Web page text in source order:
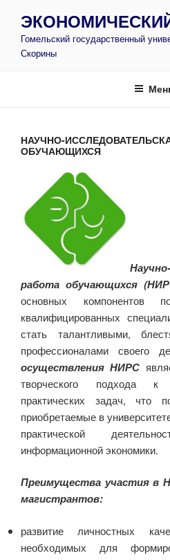
содержимому
Гомельский государственный
Скорины
НАУЧНО-
ОБУЧАЮЩИХСЯ
работа обучающихся
основных компонентов
квалифицированных
стать талантливыми,
профессионалами своего
осуществления НИРС
творческого подхода
практических задач, что
приобретаемые в
практической
информационной экономики.
Преимущества участия в
магистрантов:
развитие личностных
необходимых для